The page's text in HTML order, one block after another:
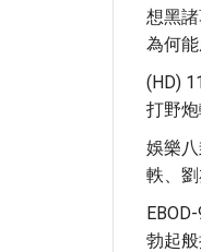
想黑
為何
(HD)
打野
娛樂
軼、
勃起